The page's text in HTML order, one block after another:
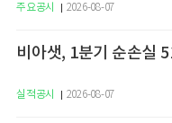
주요공시 2026-08-07
비아샛, 1분기 순손실
실적공시 2026-08-07